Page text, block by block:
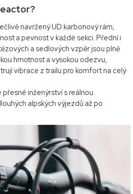
navržený UD karbonový rám,
a pevnost v každé sekci. Přední i
a sedlových vzpěr jsou plně
hmotnost a vysokou odezvu,
vibrace z trailu pro komfort na celý
inženýrství s reálnou
alpských výjezdů až po